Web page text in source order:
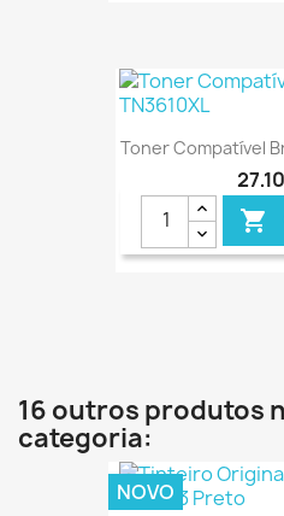
Toner Compatível

16 outros produtos
categoria:
NOVO